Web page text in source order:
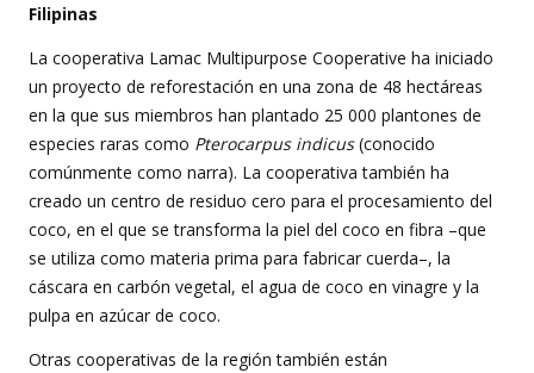
Filipinas
La cooperativa Lamac Multipurpose Cooperative ha iniciado
un proyecto de reforestación en una zona de 48 hectáreas
en la que sus miembros han plantado 25 000 plantones de
especies raras como Pterocarpus indicus(conocido
comúnmente como narra). La cooperativa también ha
creado un centro de residuo cero para el procesamiento del
coco, en el que se transforma la piel del coco en fibra –que
se utiliza como materia prima para fabricar cuerda–, la
cáscara en carbón vegetal, el agua de coco en vinagre y la
pulpa en azúcar de coco.
Otras cooperativas de la región también están